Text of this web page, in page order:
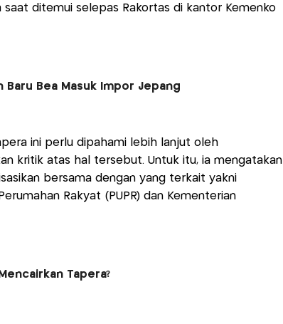
saat ditemui selepas Rakortas di kantor Kemenko
Baru Bea Masuk Impor Jepang
ini perlu dipahami lebih lanjut oleh
kritik atas hal tersebut. Untuk itu, ia mengatakan
bersama dengan yang terkait yakni
Rakyat (PUPR) dan Kementerian
Tapera?